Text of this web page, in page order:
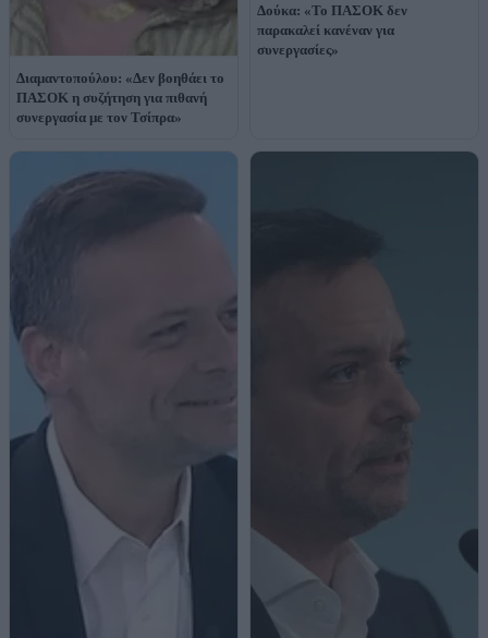
Διαμαντοπούλου: «Δεν βοηθάει το
ΠΑΣΟΚ η συζήτηση για πιθανή
συνεργασία με τον Τσίπρα»
Δούκα: «Το ΠΑΣΟΚ δεν
παρακαλεί κανέναν για
συνεργασίες»